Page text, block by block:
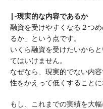
|-現実的な内容であるか
融資を受けやすくなる２つ
るか」という点です。
いくら融資を受けたいから
てはいけません。
なぜなら、現実的でない内
性をかえって低くすることに
もし、これまでの実績を大